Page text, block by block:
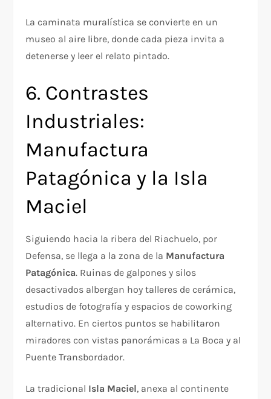
La caminata muralística se convierte en un
museo al aire libre, donde cada pieza invita a
detenerse y leer el relato pintado.
6. Contrastes
Industriales:
Manufactura
Patagónica y la Isla
Maciel
Siguiendo hacia la ribera del Riachuelo, por
Defensa, se llega a la zona de la Manufactura
Patagónica. Ruinas de galpones y silos
desactivados albergan hoy talleres de cerámica,
estudios de fotografía y espacios de coworking
alternativo. En ciertos puntos se habilitaron
miradores con vistas panorámicas a La Boca y al
Puente Transbordador.
La tradicional Isla Maciel, anexa al continente